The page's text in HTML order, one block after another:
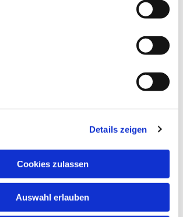
Details zeigen
Cookies zulassen
Auswahl erlauben
© Anke Schubert-Hinrichs
auf der Spur - das bunge
Alter von 6 bis 12 Jahren, die
noch nichts vorhaben,
Nadine Knop (Jugendleiterin) in
ein buntes